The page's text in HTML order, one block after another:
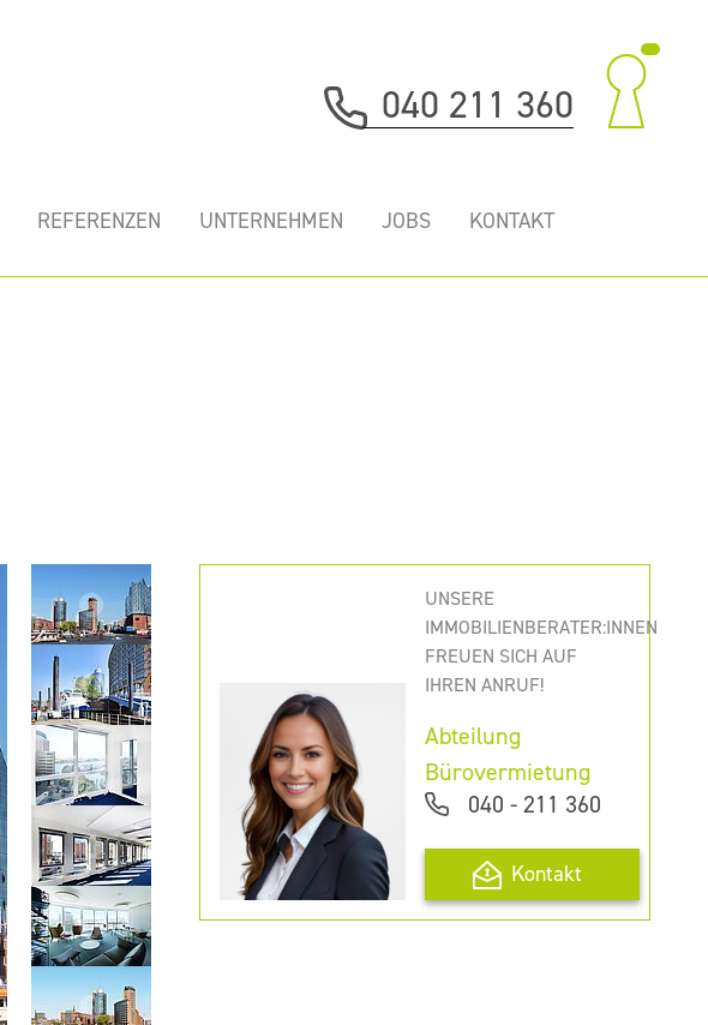
040 211 360
REFERENZEN UNTERNEHMEN JOBS KONTAKT
UNSERE
IMMOBILIENBERATER:INNEN
FREUEN SICH AUF
IHREN ANRUF!
Abteilung
Bürovermietung
040 - 211 360
Kontakt